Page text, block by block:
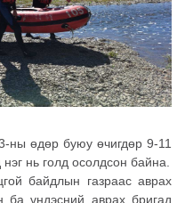
ны өдөр буюу өчигдөр 9-11
нь голд осолдсон байна.
байдлын газраас аврах
ба үндэсний аврах бригад